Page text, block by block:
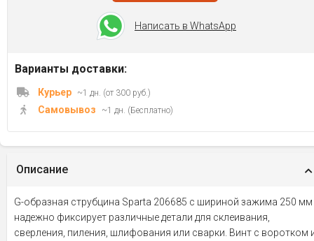
Написать в WhatsApp
Варианты доставки:
Курьер ~1 дн. (от 300 руб.)
Самовывоз ~1 дн. (Бесплатно)
Описание
G-образная струбцина Sparta 206685 с шириной зажима 250 мм
надежно фиксирует различные детали для склеивания,
сверления, пиления, шлифования или сварки. Винт с воротком